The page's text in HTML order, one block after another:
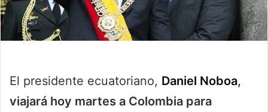
El presidente ecuatoriano, Daniel Noboa,
viajará hoy martes a Colombia para